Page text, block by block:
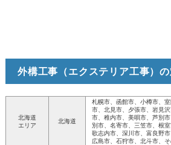
外構工事（エクステリア工事）
北海道
エリア
北海道
札幌市、函館市、小樽市、
市、北見市、夕張市、岩見
市、稚内市、美唄市、芦別
別市、名寄市、三笠市、根
歌志内市、深川市、富良野
広島市、石狩市、北斗市、